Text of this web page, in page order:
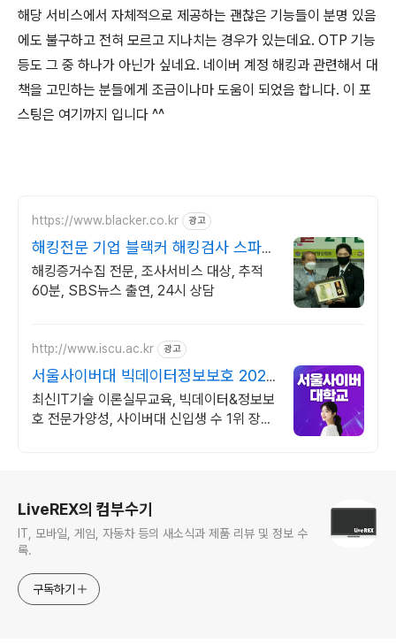
해당 서비스에서 자체적으로 제공하는 괜찮은 기능들이 분명 있음
에도 불구하고 전혀 모르고 지나치는 경우가 있는데요. OTP 기능
등도 그 중 하나가 아닌가 싶네요. 네이버 계정 해킹과 관련해서 대
책을 고민하는 분들에게 조금이나마 도움이 되었음 합니다. 이 포
스팅은 여기까지 입니다 ^^
https://www.blacker.co.kr 광고
해킹전문 기업 블랙커 해킹검사 스파이
앱 탐지 전문
해킹증거수집 전문, 조사서비스 대상, 추적
60분, SBS뉴스 출연, 24시 상담
http://www.iscu.ac.kr 광고
서울사이버대 빅데이터정보보호 2026
가을학기 신편입생
최신IT기술 이론실무교육, 빅데이터&정보보
호 전문가양성, 사이버대 신입생 수 1위 장학
LiveREX의 컴부수기
IT, 모바일, 게임, 자동차 등의 새소식과 제품 리뷰 및 정보 수
록.
구독하기